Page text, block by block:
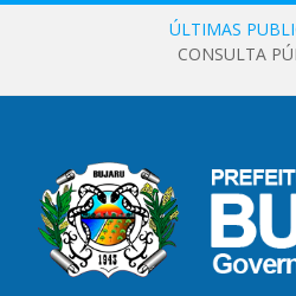
ÚLTIMAS
CONSULTA